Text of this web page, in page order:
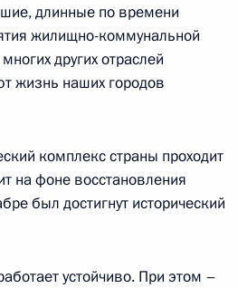
длинные по времени
жилищно-коммунальной
других отраслей
жизнь наших городов
комплекс страны проходит
на фоне восстановления
был достигнут исторический
устойчиво. При этом –